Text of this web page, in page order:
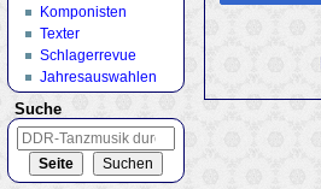
Komponisten
Texter
Schlagerrevue
Jahresauswahlen
Suche